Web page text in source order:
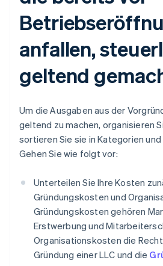
anfallen,
geltend
Um die Ausgaben aus der
geltend zu machen, organisieren
sortieren Sie sie in Kategorien und
Gehen Sie wie folgt vor:
Unterteilen Sie Ihre Kosten
Gründungskosten und
Gründungskosten gehören
Erstwerbung und
Organisationskosten die
Gründung einer LLC und die